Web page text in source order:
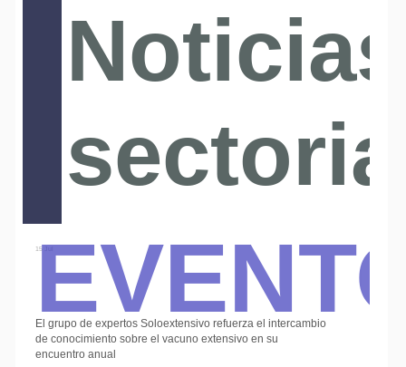
Noticias
15 Jul
El grupo de expertos Soloextensivo refuerza el intercambio
de conocimiento sobre el vacuno extensivo en su
encuentro anual